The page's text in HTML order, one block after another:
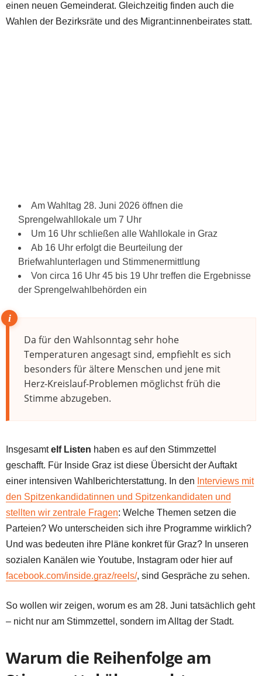
einen neuen Gemeinderat. Gleichzeitig finden auch die
Wahlen der Bezirksräte und des Migrant:innenbeirates statt.
Am Wahltag 28. Juni 2026 öffnen die
Sprengelwahllokale um 7 Uhr
Um 16 Uhr schließen alle Wahllokale in Graz
Ab 16 Uhr erfolgt die Beurteilung der
Briefwahlunterlagen und Stimmenermittlung
Von circa 16 Uhr 45 bis 19 Uhr treffen die Ergebnisse
der Sprengelwahlbehörden ein
Da für den Wahlsonntag sehr hohe
Temperaturen angesagt sind, empfiehlt es sich
besonders für ältere Menschen und jene mit
Herz-Kreislauf-Problemen möglichst früh die
Stimme abzugeben.
Insgesamtelf Listen haben es auf den Stimmzettel
geschafft. Für Inside Graz ist diese Übersicht der Auftakt
einer intensiven Wahlberichterstattung. In den Interviews mit
den Spitzenkandidatinnen und Spitzenkandidaten und
stellten wir zentrale Fragen: Welche Themen setzen die
Parteien? Wo unterscheiden sich ihre Programme wirklich?
Und was bedeuten ihre Pläne konkret für Graz? In unseren
sozialen Kanälen wie Youtube, Instagram oder hier auf
facebook.com/inside.graz/reels/, sind Gespräche zu sehen.
So wollen wir zeigen, worum es am 28. Juni tatsächlich geht
– nicht nur am Stimmzettel, sondern im Alltag der Stadt.
Warum die Reihenfolge am